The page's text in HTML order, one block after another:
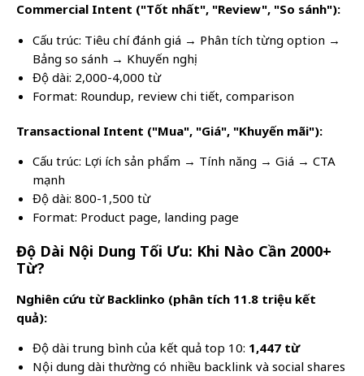
Commercial Intent ("Tốt nhất", "Review", "So sánh"):
Cấu trúc: Tiêu chí đánh giá → Phân tích từng option →
Bảng so sánh → Khuyến nghị
Độ dài: 2,000-4,000 từ
Format: Roundup, review chi tiết, comparison
Transactional Intent ("Mua", "Giá", "Khuyến mãi"):
Cấu trúc: Lợi ích sản phẩm → Tính năng → Giá → CTA
mạnh
Độ dài: 800-1,500 từ
Format: Product page, landing page
Độ Dài Nội Dung Tối Ưu: Khi Nào Cần 2000+
Từ?
Nghiên cứu từ Backlinko (phân tích 11.8 triệu kết
quả):
Độ dài trung bình của kết quả top 10: 1,447 từ
Nội dung dài thường có nhiều backlink và social shares